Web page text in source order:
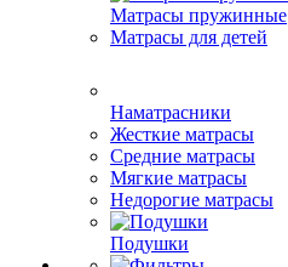
Матрасы пружинные
Матрасы для детей
Наматрасники
Жесткие матрасы
Средние матрасы
Мягкие матрасы
Недорогие матрасы
Подушки